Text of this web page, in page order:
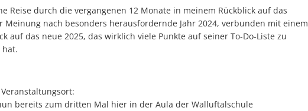
Reise durch die vergangenen 12 Monate in meinem Rückblick auf das
Meinung nach besonders herausfordernde Jahr 2024, verbunden mit einem
auf das neue 2025, das wirklich viele Punkte auf seiner To-Do-Liste zu
hat.
bereits zum dritten Mal hier in der Aula der Walluftalschule